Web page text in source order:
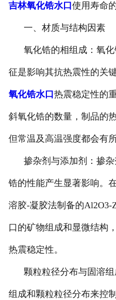
吉林氧化锆水口 使用寿命
一、材质与结构因素
氧化锆的相组成：氧化
征是影响其抗热震性的关
氧化锆水口 热震稳定性的
斜氧化锆的数量，制品的
但常温及高温强度都会有所
掺杂剂与添加剂：掺杂
锆的性能产生显著影响。
溶胶-凝胶法制备的Al2O3-
口的矿物组成和显微结构
热震稳定性。
颗粒粒径分布与固溶组
组成和颗粒粒径分布来控